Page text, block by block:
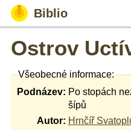
Biblio
Ostrov
Všeobecné informace:
Podnázev: Po stopách
šípů
Autor: Hrnčíř